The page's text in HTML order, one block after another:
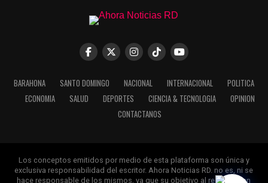
BARAHONA SANTO DOMINGO NACIONAL INTERNACIONAL
POLITICA
ECONOMIA
SALUD DEPORTES CIENCIA & TECNOLOGIA
OPINION
CONTACTANOS
Los conceptos emitidos por medio de esta plataforma son única y
exclusiva responsabilidad del escritor. Ahora Noticias RD. no es, ni se
hace responsable de los mismos, ya que su objetivo al recibirlos en